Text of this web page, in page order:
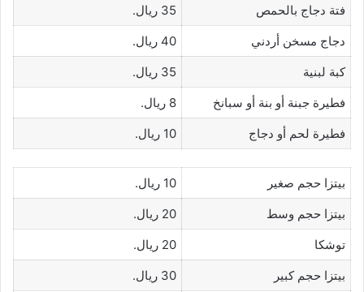
فتة دجاج بالحمص
35 ريال.
دجاج مسخن أردني
40 ريال.
كبة لبنية
35 ريال.
فطيرة جبنة أو بنة أو سبانخ
8 ريال.
فطيرة لحم أو دجاج
10 ريال.
بيتزا حجم صغير
10 ريال.
بيتزا حجم وسط
20 ريال.
توشكا
20 ريال.
بيتزا حجم كبير
30 ريال.